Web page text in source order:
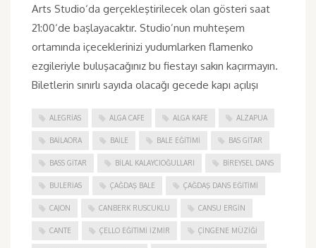
Arts Studio‘da gerçekleştirilecek olan gösteri saat
21:00‘de başlayacaktır. Studio’nun muhteşem
ortamında içeceklerinizi yudumlarken flamenko
ezgileriyle buluşacağınız bu fiestayı sakın kaçırmayın.
Biletlerin sınırlı sayıda olacağı gecede kapı açılışı
ALEGRIAS ALGA CAFE ALGA KAFE ALZAPUA
BAILAORA BAILE BALE EĞITIMI BAS GITAR
BASS GITAR BILAL KALAYCIOĞULLARI BIREYSEL DANS
BULERIAS ÇAĞDAŞ BALE ÇAĞDAŞ DANS EĞITIMI
CAJON CANBERK RUSCUKLU CANSU ERGIN
CANTE ÇELLO EĞITIMI İZMIR ÇINGENE MÜZIĞI